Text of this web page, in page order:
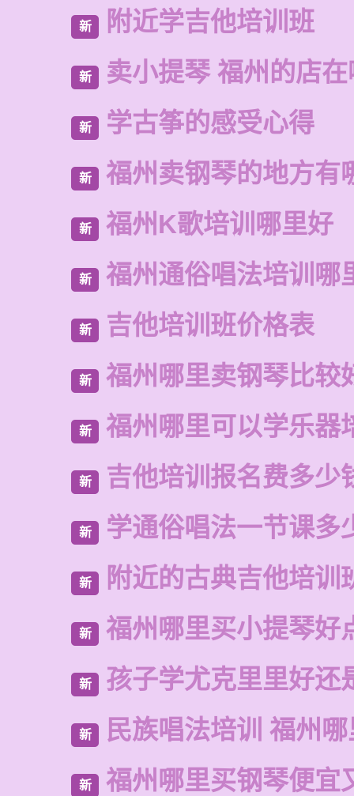
新 附近学吉他培训班
新 卖小提琴 福州的店
新 学古筝的感受心得
新 福州卖钢琴的地方有
新 福州K歌培训哪里好
新 福州通俗唱法培训哪
新 吉他培训班价格表
新 福州哪里卖钢琴比较
新 福州哪里可以学乐器
新 吉他培训报名费多少
新 学通俗唱法一节课多
新 附近的古典吉他培训
新 福州哪里买小提琴好
新 孩子学尤克里里好还
新 民族唱法培训 福州
新 福州哪里买钢琴便宜